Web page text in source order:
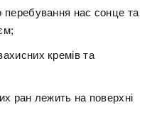
перебування нас сонце та
кремів та
ран лежить на поверхні